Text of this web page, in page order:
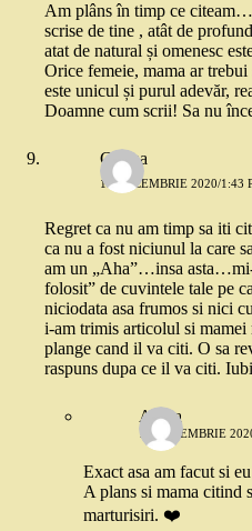
Am plâns în timp ce
scrise de tine , atât de
atat de natural și omenesc
Orice femeie, mama ar trebui
este unicul și purul adevăr,
Doamne cum scrii! Sa nu
Corina
15 DECEMBRIE 2020/1:43
Regret ca nu am timp sa iti
ca nu a fost niciunul la care
am un „Aha”…insa
folosit” de cuvintele tale pe
niciodata asa frumos si nici
i-am trimis articolul si mamei
plange cand il va citi. O sa
raspuns dupa ce il va citi.
Adina
15 DECEMBRIE
Exact asa am facut si
A plans si mama citind
marturisiri. ❤️